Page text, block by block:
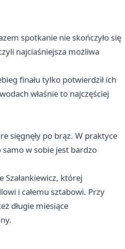
spotkanie nie skończyło się
najciaśniejsza możliwa
finału tylko potwierdził ich
właśnie to najczęściej
sięgnęły po brąz. W praktyce
w sobie jest bardzo
której
i całemu sztabowi. Przy
długie miesiące